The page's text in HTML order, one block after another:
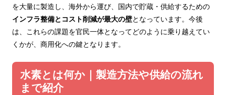
を大量に製造し、海外から運び、国内で貯蔵・供給するための
インフラ整備とコスト削減が最大の壁となっています。今後
は、これらの課題を官民一体となってどのように乗り越えてい
くかが、商用化への鍵となります。
水素とは何か｜製造方法や供給の流れ
まで紹介